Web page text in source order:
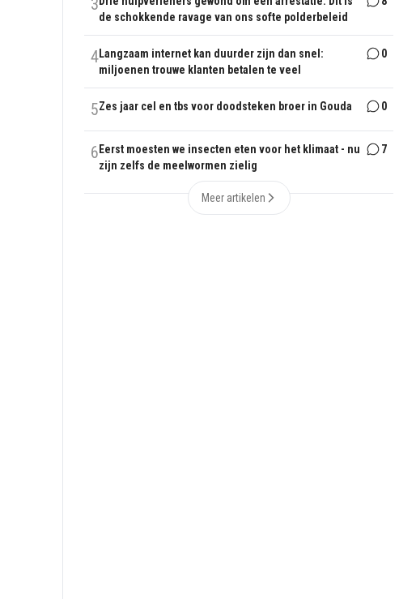
3
de schokkende ravage van ons softe polderbeleid
4Langzaam internet kan duurder zijn dan snel:
miljoenen trouwe klanten betalen te veel
0
5Zes jaar cel en tbs voor doodsteken broer in Gouda 0
6 Eerst moesten we insecten eten voor het klimaat - nu
zijn zelfs de meelwormen zielig
7
Meer artikelen